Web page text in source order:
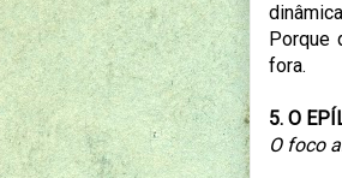
Porque
fora.
5. O
O foco